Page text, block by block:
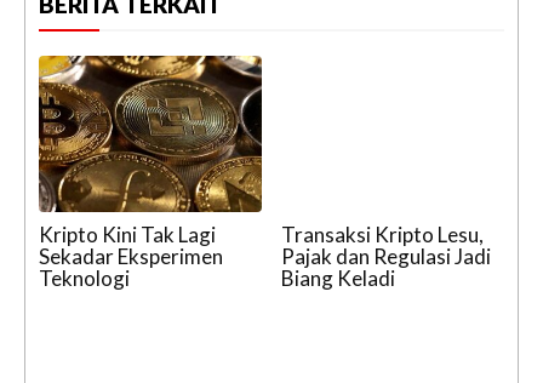
Kripto Kini Tak Lagi
Sekadar Eksperimen
Teknologi
Transaksi Kripto Lesu,
Pajak dan Regulasi Jadi
Biang Keladi